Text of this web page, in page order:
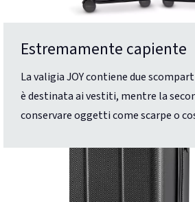
Estremamente capiente
La valigia JOY contiene due
è destinata ai vestiti, mentre la
conservare oggetti come scarpe o